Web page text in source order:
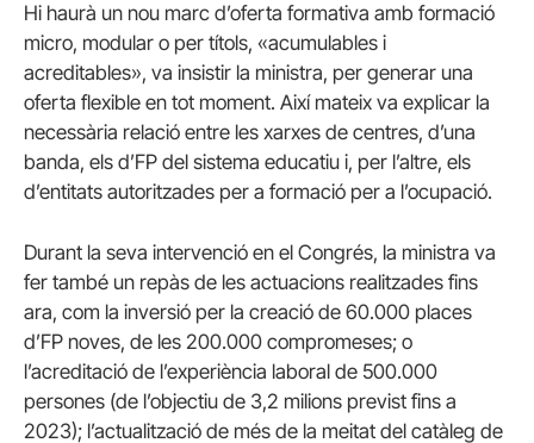
Hi haurà un nou marc d’oferta formativa amb formació
micro, modular o per títols, «acumulables i
acreditables», va insistir la ministra, per generar una
oferta flexible en tot moment. Així mateix va explicar la
necessària relació entre les xarxes de centres, d’una
banda, els d’FP del sistema educatiu i, per l’altre, els
d’entitats autoritzades per a formació per a l’ocupació.
Durant la seva intervenció en el Congrés, la ministra va
fer també un repàs de les actuacions realitzades fins
ara, com la inversió per la creació de 60.000 places
d’FP noves, de les 200.000 compromeses; o
l’acreditació de l’experiència laboral de 500.000
persones (de l’objectiu de 3,2 milions previst fins a
2023); l’actualització de més de la meitat del catàleg de